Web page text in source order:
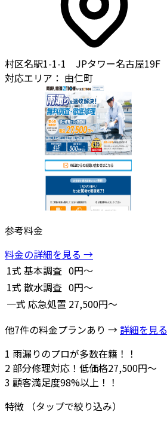
村区名駅1-1-1 JPタワー名古屋19F
対応エリア： 由仁町
参考料金
料金の詳細を見る →
1式 基本調査 0円～
1式 散水調査 0円～
一式 応急処置 27,500円～
他7件の料金プランあり → 詳細を見る
1 雨漏りのプロが多数在籍！！
2部分修理対応！低価格27,500円～
3 顧客満足度98%以上！！
特徴
（タップで絞り込み）